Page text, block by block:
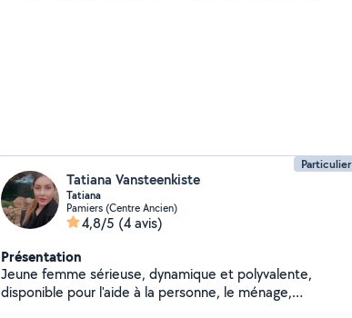
Particulier
Tatiana Vansteenkiste
Tatiana
Pamiers (Centre Ancien)
4,8/5 (4 avis)
Présentation
Jeune femme sérieuse, dynamique et polyvalente,
disponible pour l'aide à la personne, le ménage,